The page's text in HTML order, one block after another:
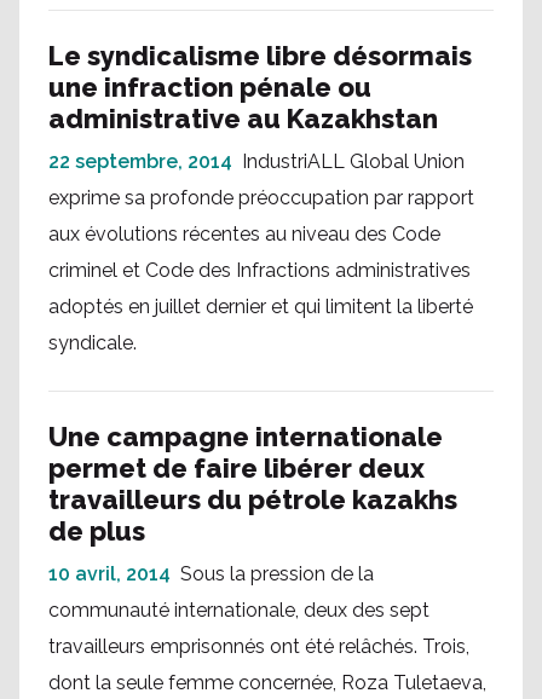
Le syndicalisme libre désormais
une infraction pénale ou
administrative au Kazakhstan
22 septembre, 2014 IndustriALL Global Union
exprime sa profonde préoccupation par rapport
aux évolutions récentes au niveau des Code
criminel et Code des Infractions administratives
adoptés en juillet dernier et qui limitent la liberté
syndicale.
Une campagne internationale
permet de faire libérer deux
travailleurs du pétrole kazakhs
de plus
10 avril, 2014 Sous la pression de la
communauté internationale, deux des sept
travailleurs emprisonnés ont été relâchés. Trois,
dont la seule femme concernée, Roza Tuletaeva,